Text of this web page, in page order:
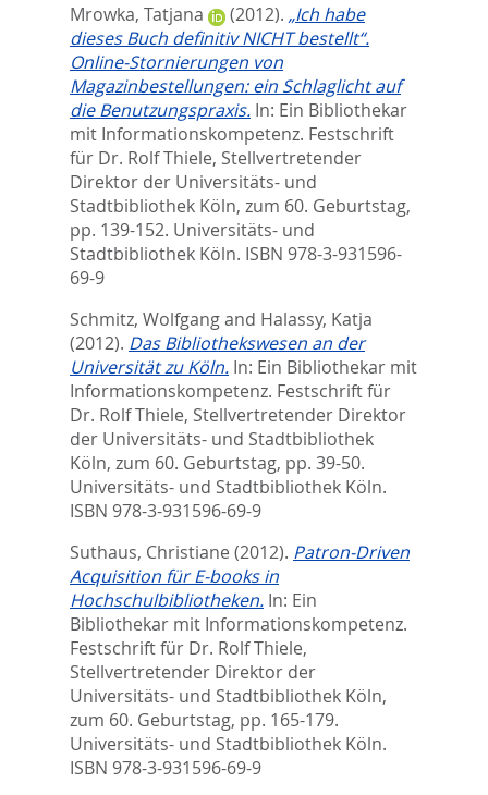
Mrowka, Tatjana
(2012). „Ich habe
dieses Buch definitiv NICHT bestellt“.
Online-Stornierungen von
Magazinbestellungen: ein Schlaglicht auf
die Benutzungspraxis. In: Ein Bibliothekar
mit Informationskompetenz. Festschrift
für Dr. Rolf Thiele, Stellvertretender
Direktor der Universitäts- und
Stadtbibliothek Köln, zum 60. Geburtstag,
pp. 139-152. Universitäts- und
Stadtbibliothek Köln. ISBN 978-3-931596-
69-9
Schmitz, Wolfgangand Halassy, Katja
(2012). Das Bibliothekswesen an der
Universität zu Köln. In: Ein Bibliothekar mit
Informationskompetenz. Festschrift für
Dr. Rolf Thiele, Stellvertretender Direktor
der Universitäts- und Stadtbibliothek
Köln, zum 60. Geburtstag, pp. 39-50.
Universitäts- und Stadtbibliothek Köln.
ISBN 978-3-931596-69-9
Suthaus, Christiane (2012). Patron-Driven
Acquisition für E-books in
Hochschulbibliotheken. In: Ein
Bibliothekar mit Informationskompetenz.
Festschrift für Dr. Rolf Thiele,
Stellvertretender Direktor der
Universitäts- und Stadtbibliothek Köln,
zum 60. Geburtstag, pp. 165-179.
Universitäts- und Stadtbibliothek Köln.
ISBN 978-3-931596-69-9